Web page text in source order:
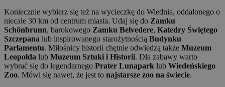
Koniecznie wybierz się też na wycieczkę do Wiednia, oddalonego o
niecałe 30 km od centrum miasta. Udaj się do Zamku
Schönbrunn, barokowego Zamku Belvedere, Katedry Świętego
Szczepana lub inspirowanego starożytnością Budynku
Parlamentu. Miłośnicy historii chętnie odwiedzą także Muzeum
Leopolda lub Muzeum Sztuki i Historii. Dla zabawy warto
wybrać się do legendarnego Prater Lunapark lub Wiedeńskiego
Zoo. Mówi się nawet, że jest to najstarsze zoo na świecie.